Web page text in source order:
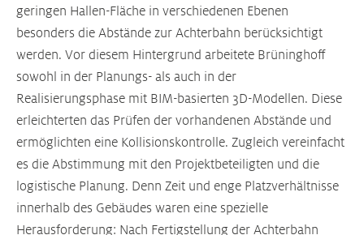
geringen Hallen-Fläche in verschiedenen Ebenen
besonders die Abstände zur Achterbahn berücksichtigt
werden. Vor diesem Hintergrund arbeitete Brüninghoff
sowohl in der Planungs- als auch in der
Realisierungsphase mit BIM-basierten 3D-Modellen. Diese
erleichterten das Prüfen der vorhandenen Abstände und
ermöglichten eine Kollisionskontrolle. Zugleich vereinfacht
es die Abstimmung mit den Projektbeteiligten und die
logistische Planung. Denn Zeit und enge Platzverhältnisse
innerhalb des Gebäudes waren eine spezielle
Herausforderung: Nach Fertigstellung der Achterbahn